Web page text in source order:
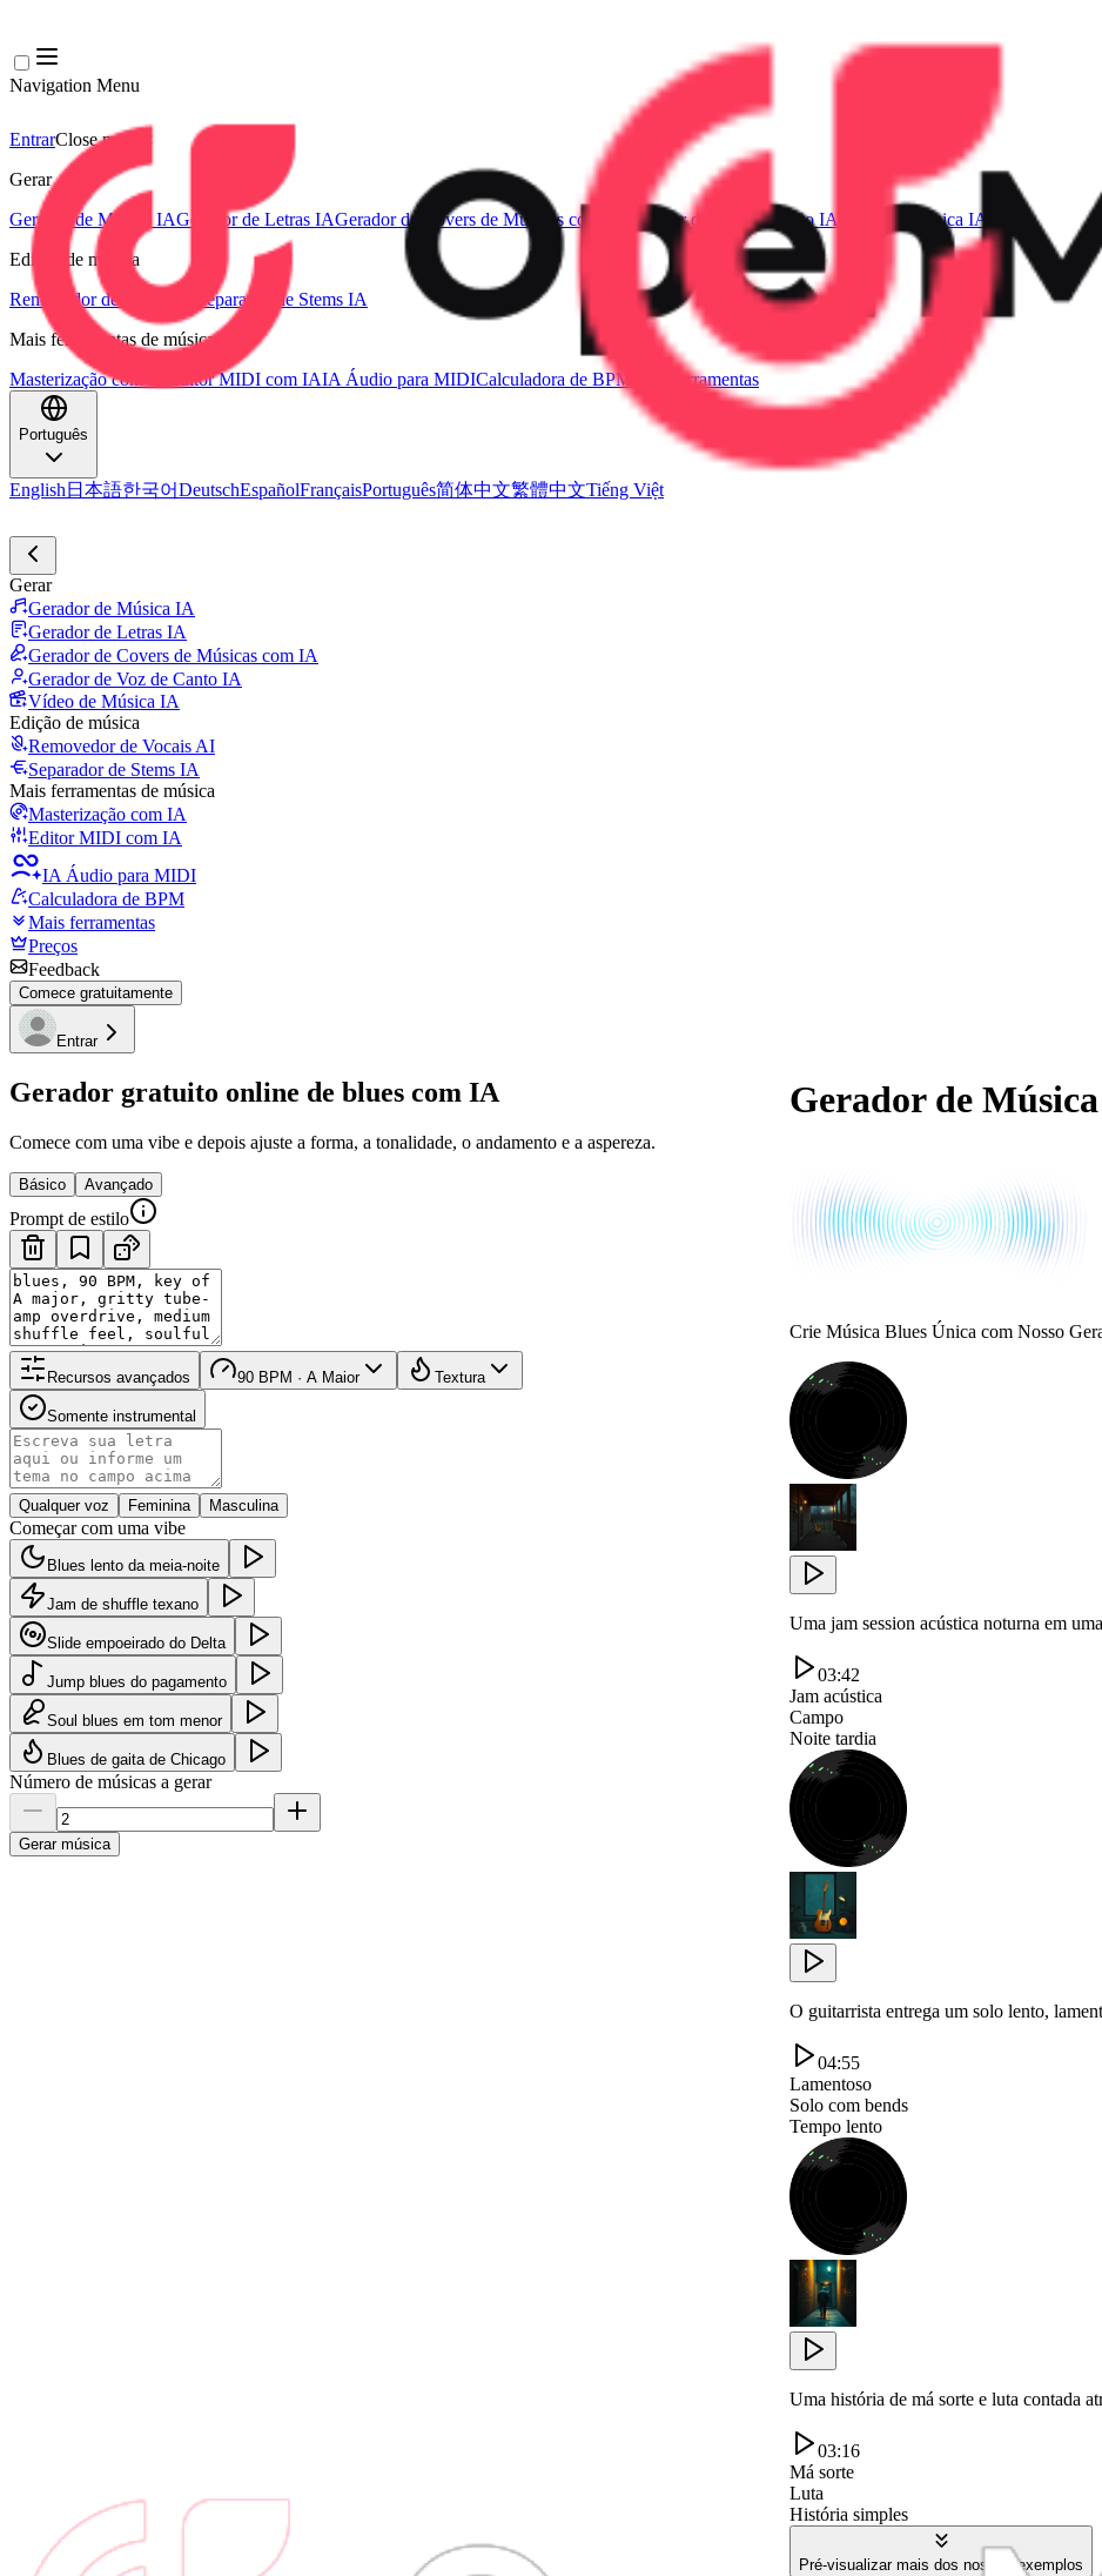
Navigation Menu
EntrarClose menu
×
Gerar
Gerador de Música IAGerador de Letras IAGerador de Covers de Músicas com IA Gerador de Voz de Canto IA Vídeo de Música IA
Edição de música
Removedor de Vocais AI
Separador de Stems IA
Mais ferramentas de música
Masterização com IA
Editor MIDI com IAIA Áudio para MIDICalculadora de BPM Mais ferramentas
Português
English 日本語한국어DeutschEspañolFrançaisPortuguês简体中文繁體中文Tiếng Việt
Gerar
Gerador de Música IA
Gerador de Letras IA
Gerador de Covers de Músicas com IA
Gerador de Voz de Canto IA
Vídeo de Música IA
Edição de música
Removedor de Vocais AI
Separador de Stems IA
Mais ferramentas de música
Masterização com IA
Editor MIDI com IA
IA Áudio para MIDI
Calculadora de BPM
Mais ferramentas
Preços
Feedback
Comece gratuitamente
Entrar
Gerador gratuito online de blues com IA
Comece com uma vibe e depois ajuste a forma, a tonalidade, o andamento e a aspereza.
Básico Avançado
Prompt de estilo
Recursos avançados 90 BPM · A Maior Textura
Somente instrumental
Qualquer voz Feminina Masculina
Começar com uma vibe
Blues lento da meia-noite
Jam de shuffle texano
Slide empoeirado do Delta
Jump blues do pagamento
Soul blues em tom menor
Blues de gaita de Chicago
Número de músicas a gerar
Gerar música
Gerador de
Crie Música Blues Única com Nosso
Uma jam session acústica noturna em
03:42
Jam acústica
Campo
Noite tardia
O guitarrista entrega um solo lento,
04:55
Lamentoso
Solo com bends
Tempo lento
Uma história de má sorte e luta contada
03:16
Má sorte
Luta
História simples
Pré-visualizar mais dos nossos exemplos